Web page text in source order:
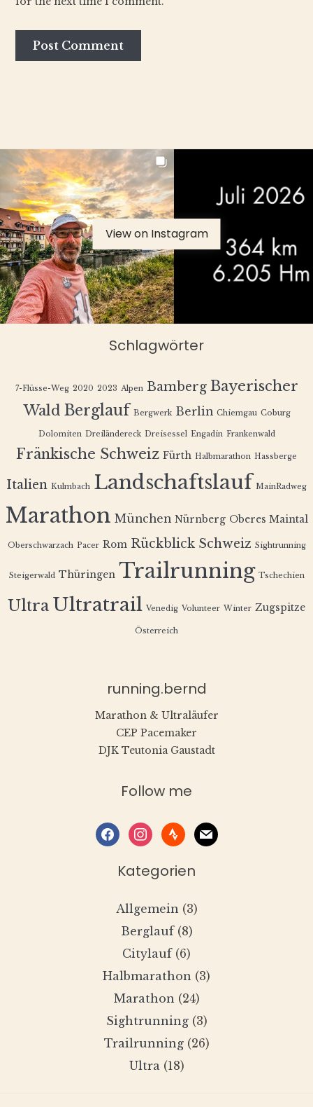
View on Instagram
Schlagwörter
7-Flüsse-Weg 2020 2023 Alpen Bamberg Bayerischer
Wald Berglauf Bergwerk Berlin Chiemgau Coburg
Dolomiten Dreiländereck Dreisessel Engadin Frankenwald
Fränkische Schweiz Fürth Halbmarathon Hassberge
Italien Kulmbach Landschaftslauf MainRadweg
Marathon München Nürnberg Oberes Maintal
Oberschwarzach Pacer Rom Rückblick Schweiz Sightrunning
Steigerwald Thüringen Trailrunning Tschechien
Ultra Ultratrail Venedig Volunteer Winter Zugspitze
Österreich
running.bernd
Marathon & Ultraläufer
CEP Pacemaker
DJK Teutonia Gaustadt
Follow me
facebookinstagram
stravamail
Kategorien
Allgemein (3)
Berglauf(8)
Citylauf(6)
Halbmarathon (3)
Marathon (24)
Sightrunning(3)
Trailrunning(26)
Ultra(18)